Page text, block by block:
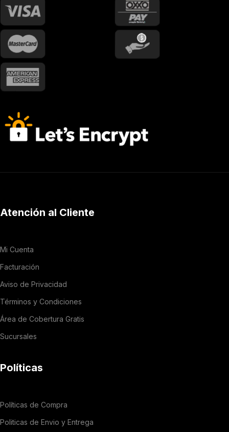
Atención al Cliente
Mi Cuenta
Facturación
Aviso de Privacidad
Términos y Condiciones
Área de Cobertura Gratis
Sucursales
Políticas
Políticas de Compra
Politicas de Envio y Entrega